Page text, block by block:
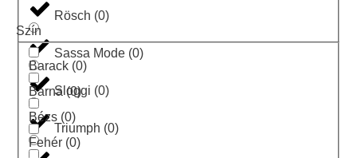
Rösch (0)
Sassa Mode (0)
Sloggi (0)
Triumph (0)
Szín
Barack (0)
Barna (0)
Bézs (0)
Fehér (0)